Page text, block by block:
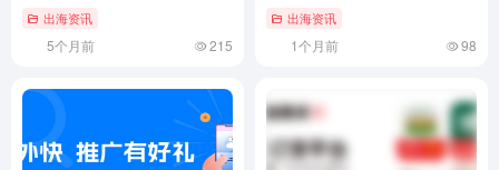
出海资讯
5个月前 215
出海资讯
1个月前 98